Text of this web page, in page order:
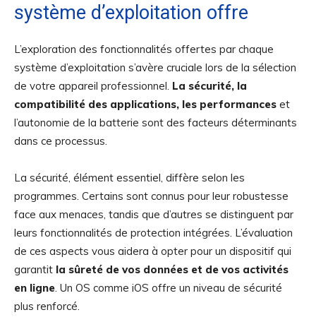
système d’exploitation offre
L’exploration des fonctionnalités offertes par chaque
système d’exploitation s’avère cruciale lors de la sélection
de votre appareil professionnel. La sécurité, la
compatibilité des applications, les performances et
l’autonomie de la batterie sont des facteurs déterminants
dans ce processus.
La sécurité, élément essentiel, diffère selon les
programmes. Certains sont connus pour leur robustesse
face aux menaces, tandis que d’autres se distinguent par
leurs fonctionnalités de protection intégrées. L’évaluation
de ces aspects vous aidera à opter pour un dispositif qui
garantit la sûreté de vos données et de vos activités
en ligne . Un OS comme iOS offre un niveau de sécurité
plus renforcé.